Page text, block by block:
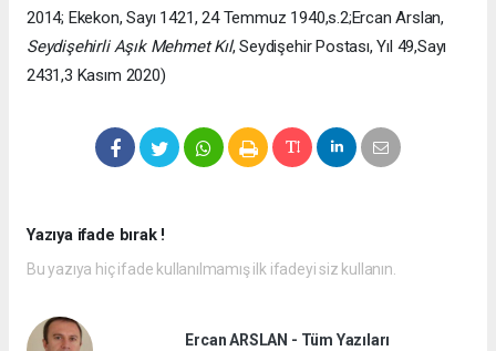
2014; Ekekon, Sayı 1421, 24 Temmuz 1940,s.2;Ercan Arslan,
Seydişehirli Aşık Mehmet Kıl, Seydişehir Postası, Yıl 49,Sayı
2431,3 Kasım 2020)
Yazıya ifade bırak !
Bu yazıya hiç ifade kullanılmamış ilk ifadeyi siz kullanın.
Ercan ARSLAN - Tüm Yazıları